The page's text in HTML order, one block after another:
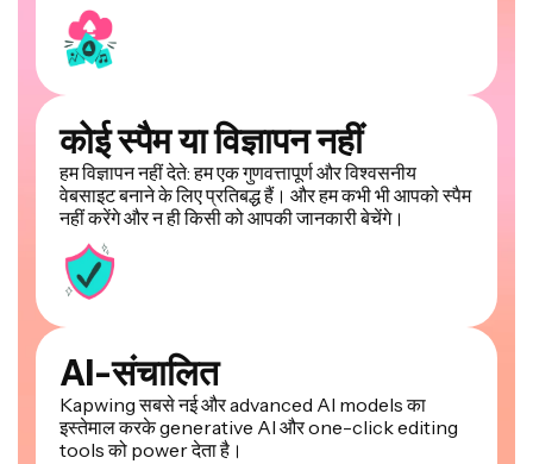
कोई स्पैम या विज्ञापन नहीं
हम विज्ञापन नहीं देते: हम एक गुणवत्तापूर्ण और विश्वसनीय
वेबसाइट बनाने के लिए प्रतिबद्ध हैं। और हम कभी भी आपको स्पैम
नहीं करेंगे और न ही किसी को आपकी जानकारी बेचेंगे।
AI-संचालित
Kapwing सबसे नई और advanced AI models का
इस्तेमाल करके generative AI और one-click editing
tools को power देता है।